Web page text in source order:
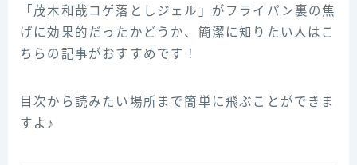
「茂木和哉コゲ落としジェル」がフライパン裏の焦
げに効果的だったかどうか、簡潔に知りたい人はこ
ちらの記事がおすすめです！
目次から読みたい場所まで簡単に飛ぶことができま
すよ♪